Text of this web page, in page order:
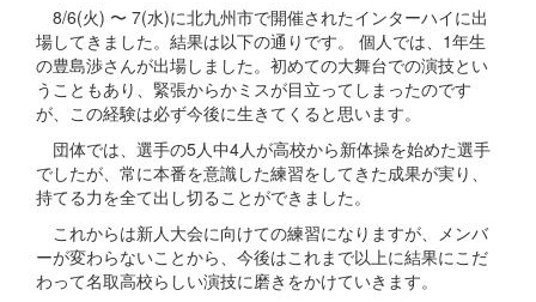
8/6(火) 〜 7(水)に北九州市で開催されたインターハイに出
場してきました。結果は以下の通りです。 個人では、1年生
の豊島渉さんが出場しました。初めての大舞台での演技とい
うこともあり、緊張からかミスが目立ってしまったのです
が、この経験は必ず今後に生きてくると思います。
団体では、選手の5人中4人が高校から新体操を始めた選手
でしたが、常に本番を意識した練習をしてきた成果が実り、
持てる力を全て出し切ることができました。
これからは新人大会に向けての練習になりますが、メンバ
ーが変わらないことから、今後はこれまで以上に結果にこだ
わって名取高校らしい演技に磨きをかけていきます。